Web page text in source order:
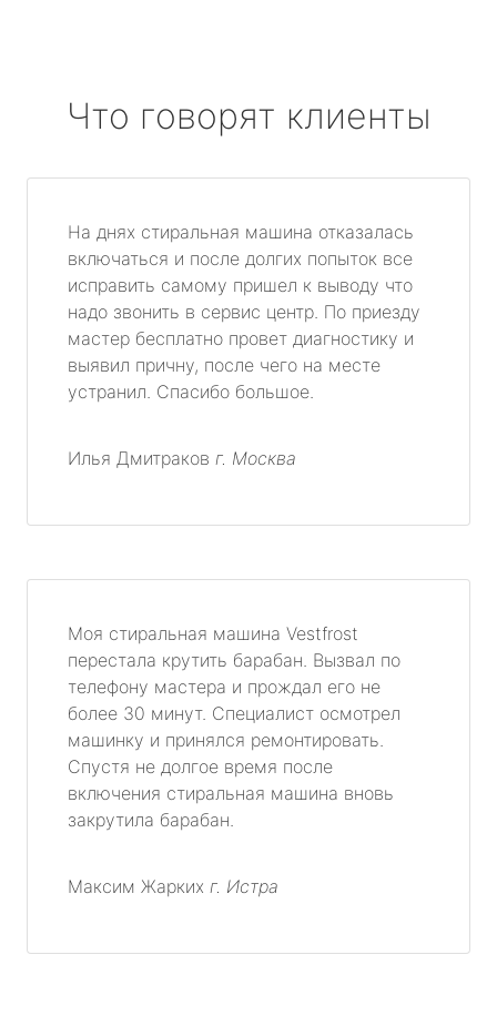
Что говорят клиенты
На днях стиральная машина отказалась
включаться и после долгих попыток все
исправить самому пришел к выводу что
надо звонить в сервис центр. По приезду
мастер бесплатно провет диагностику и
выявил причну, после чего на месте
устранил. Спасибо большое.
Илья Дмитраков г. Москва
Моя стиральная машина Vestfrost
перестала крутить барабан. Вызвал по
телефону мастера и прождал его не
более 30 минут. Специалист осмотрел
машинку и принялся ремонтировать.
Спустя не долгое время после
включения стиральная машина вновь
закрутила барабан.
Максим Жарких г. Истра